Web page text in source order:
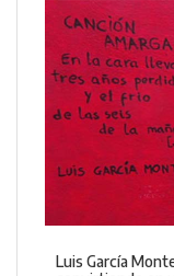
Luis García